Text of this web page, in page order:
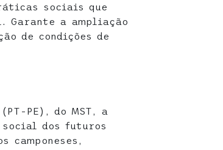
sociais que
Garante a ampliação
de condições de
PE), do MST, a
social dos futuros
camponeses,